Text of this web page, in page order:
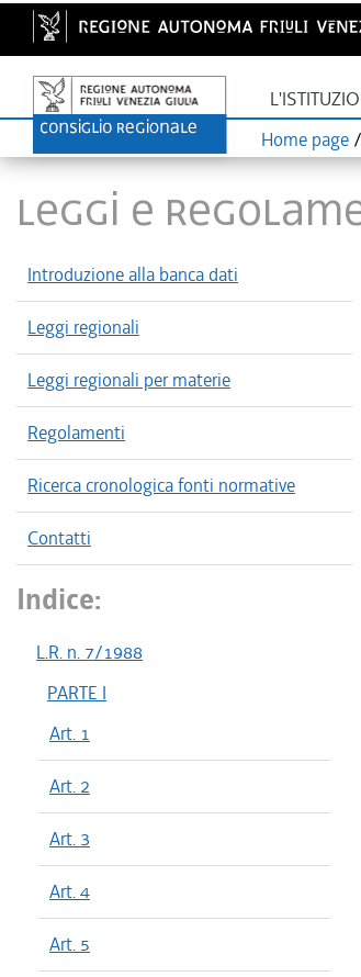
Home page /
LEGGI E
Introduzione alla banca dati
Leggi regionali
Leggi regionali per materie
Regolamenti
Ricerca cronologica fonti normative
Contatti
Indice:
L.R. n. 7/1988
PARTE I
Art. 1
Art. 2
Art. 3
Art. 4
Art. 5